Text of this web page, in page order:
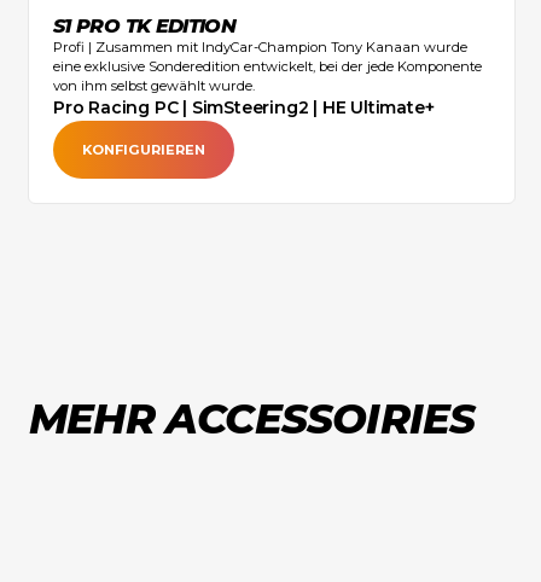
S1 PRO TK EDITION
Profi | Zusammen mit IndyCar-Champion Tony Kanaan wurde
eine exklusive Sonderedition entwickelt, bei der jede Komponente
von ihm selbst gewählt wurde.‍
Pro Racing PC | SimSteering2 | HE Ultimate+
KONFIGURIEREN
MEHR ACCESSOIRIES